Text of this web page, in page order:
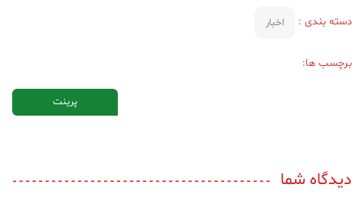
دسته بندی : اخبار
برچسب ها:
پرینت
دیدگاه شما